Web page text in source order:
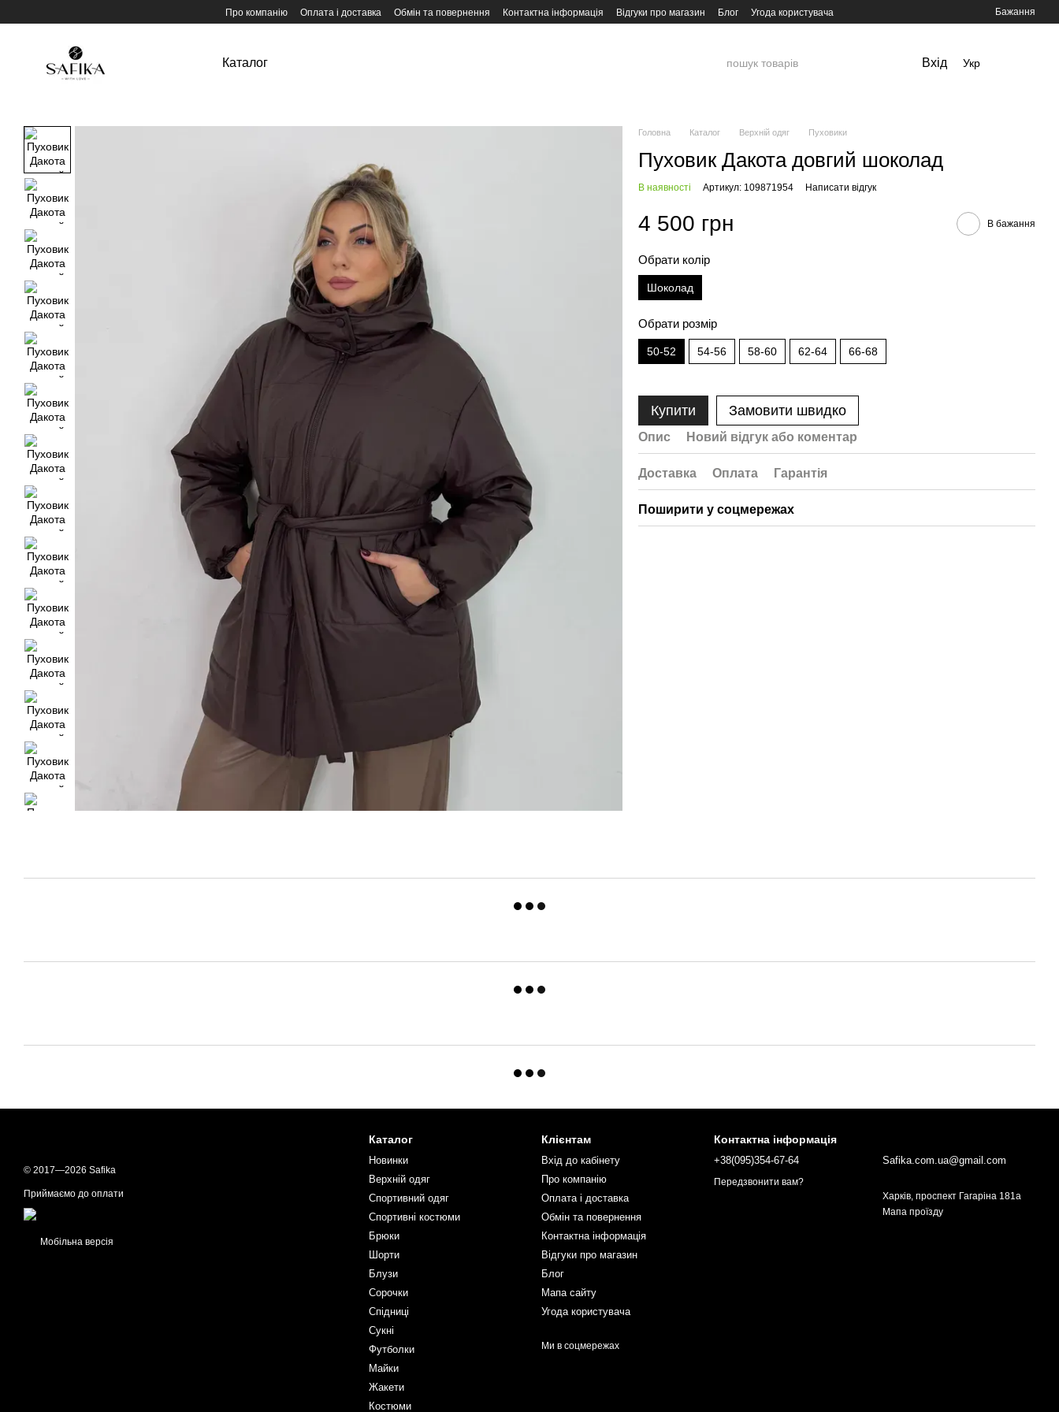
Про компанію Оплата і доставка Обмін та повернення Контактна інформація Відгуки про магазин Блог Угода користувача Бажання
Каталог Вхід Укр
Головна Каталог Верхній одяг Пуховики
Пуховик Дакота довгий шоколад
В наявності Артикул: 109871954 Написати відгук
4 500 грн В бажання
Обрати колір
Шоколад
Обрати розмір
50-52 54-56 58-60 62-64 66-68
Купити Замовити швидко
Опис Новий відгук або коментар
Доставка Оплата Гарантія
Поширити у соцмережах
© 2017—2026 Safika
Приймаємо до оплати
Мобільна версія
Каталог
Новинки
Верхній одяг
Спортивний одяг
Спортивні костюми
Брюки
Шорти
Блузи
Сорочки
Спідниці
Сукні
Футболки
Майки
Жакети
Костюми
Клієнтам
Вхід до кабінету
Про компанію
Оплата і доставка
Обмін та повернення
Контактна інформація
Відгуки про магазин
Блог
Мапа сайту
Угода користувача
Ми в соцмережах
Контактна інформація
+38(095)354-67-64
Передзвонити вам?
Safika.com.ua@gmail.com
Харків, проспект Гагаріна 181а
Мапа проїзду